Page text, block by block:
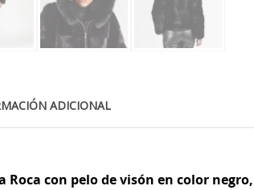
ADICIONAL
Roca con pelo de visón en color